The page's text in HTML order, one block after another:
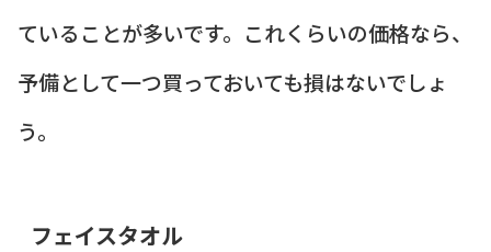
ていることが多いです。これくらいの価格なら、
予備として一つ買っておいても損はないでしょ
う。
フェイスタオル